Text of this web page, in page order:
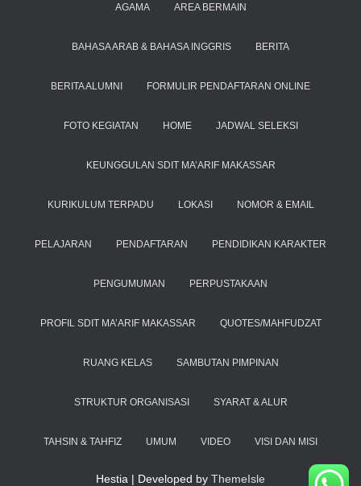
AGAMA AREA BERMAIN
BAHASA ARAB & BAHASA INGGRIS BERITA
BERITA ALUMNI FORMULIR PENDAFTARAN ONLINE
FOTO KEGIATAN HOME JADWAL SELEKSI
KEUNGGULAN SDIT MA’ARIF MAKASSAR
KURIKULUM TERPADU LOKASI NOMOR & EMAIL
PELAJARAN PENDAFTARAN PENDIDIKAN KARAKTER
PENGUMUMAN PERPUSTAKAAN
PROFIL SDIT MA’ARIF MAKASSAR QUOTES/MAHFUDZAT
RUANG KELAS SAMBUTAN PIMPINAN
STRUKTUR ORGANISASI SYARAT & ALUR
TAHSIN & TAHFIZ UMUM VIDEO VISI DAN MISI
Hestia | Developed by ThemeIsle